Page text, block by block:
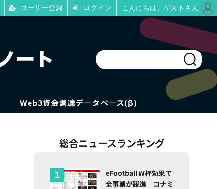
Web3資金調達データベース(β)
総合ニュースランキング
eFootball W杯効果で
全事業が躍進 コナミ
ユーザー登録 ログイン こんにちは、ゲストさん